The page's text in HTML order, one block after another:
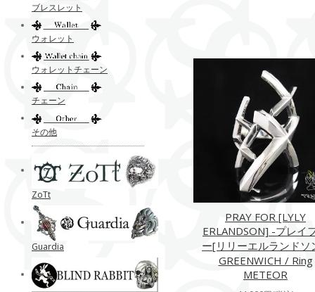
PRAY FOR [LYLY
ERLANDSON] -プレイ
ー[リリーエルランドソ
GREENWICH / Ring
METEOR
ブレスレット
ウォレット
ウォレットチェーン
チェーン
その他
ZoTt
Guardia